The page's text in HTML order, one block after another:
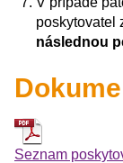
poskytovatel
následnou
Seznam